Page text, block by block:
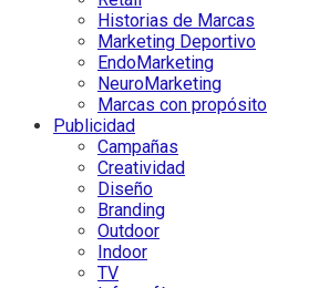
Historias de Marcas
Marketing Deportivo
EndoMarketing
NeuroMarketing
Marcas con propósito
Publicidad
Campañas
Creatividad
Diseño
Branding
Outdoor
Indoor
TV